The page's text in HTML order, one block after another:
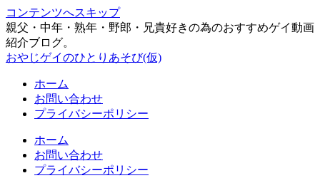
コンテンツへスキップ
親父・中年・熟年・野郎・兄貴好きの為のおすすめゲイ動画
紹介ブログ。
おやじゲイのひとりあそび(仮)
ホーム
お問い合わせ
プライバシーポリシー
ホーム
お問い合わせ
プライバシーポリシー